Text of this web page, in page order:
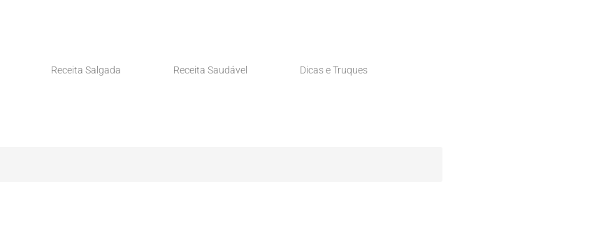
Receita Salgada Receita Saudável Dicas e Truques